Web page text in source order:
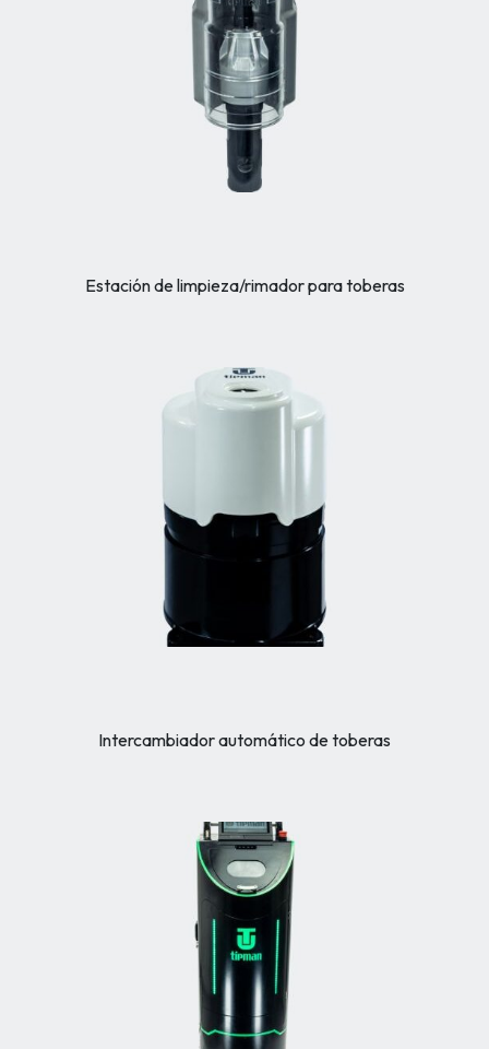
Estación de limpieza/rimador para toberas
Intercambiador automático de toberas